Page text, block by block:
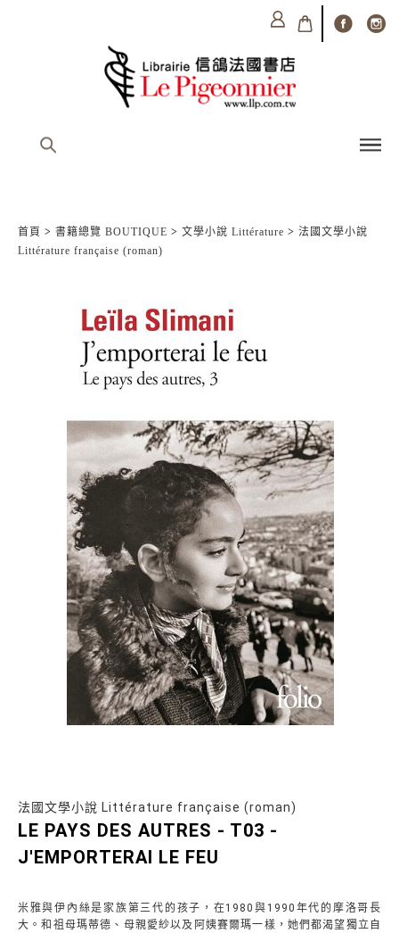
首頁 > 書籍總覽 BOUTIQUE > 文學小說 Littérature > 法國文學小說
Littérature française (roman)
法國文學小說 Littérature française (roman)
LE PAYS DES AUTRES - T03 -
J'EMPORTERAI LE FEU
米雅與伊內絲是家族第三代的孩子，在1980與1990年代的摩洛哥長
大。和祖母瑪蒂德、母親愛紗以及阿姨賽爾瑪一樣，她們都渴望獨立自